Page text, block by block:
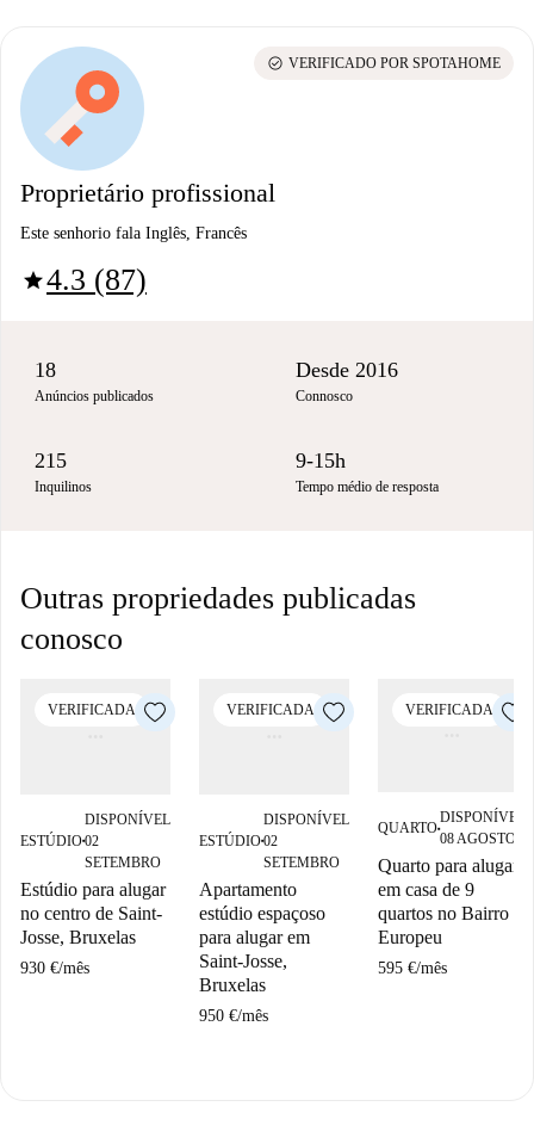
Proprietário profissional
Este senhorio fala Inglês, Francês
star4.3 (87)
check_circle VERIFICADO POR SPOTAHOME
18
Anúncios publicados
Desde 2016
Connosco
215
Inquilinos
9-15h
Tempo médio de resposta
Outras propriedades publicadas
conosco
VERIFICADA
ESTÚDIO■
DISPONÍVEL
02
SETEMBRO
Estúdio para alugar
no centro de Saint-
Josse, Bruxelas
930 €/mês
VERIFICADA
ESTÚDIO■
DISPONÍVEL
02
SETEMBRO
Apartamento
estúdio espaçoso
para alugar em
Saint-Josse,
Bruxelas
950 €/mês
VERIFICADA
QUARTO■
DISPONÍVEL
08 AGOSTO
Quarto para alugar
em casa de 9
quartos no Bairro
Europeu
595 €/mês